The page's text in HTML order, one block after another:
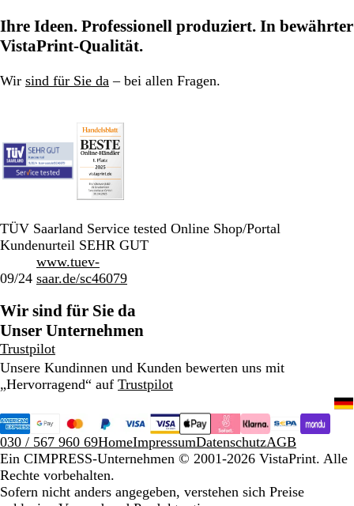
Ihre Ideen. Professionell produziert. In bewährter
VistaPrint-Qualität.
Wir sind für Sie da – bei allen Fragen.
TÜV Saarland Service tested Online Shop/Portal
Kundenurteil SEHR GUT
09/24
www.tuev-
saar.de/sc46079
Wir sind für Sie da
Unser Unternehmen
Trustpilot
Unsere Kundinnen und Kunden bewerten uns mit
„Hervorragend“ auf Trustpilot
030 / 567 960 69HomeImpressumDatenschutzAGB
Ein CIMPRESS-Unternehmen © 2001-2026 VistaPrint. Alle
Rechte vorbehalten.
Sofern nicht anders angegeben, verstehen sich Preise